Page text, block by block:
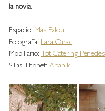
la novia.
Espacio: Mas Palou
Fotografía: Lara Onac
Mobiliario: Tot Catering Penedès
Sillas Thonet: Abanik